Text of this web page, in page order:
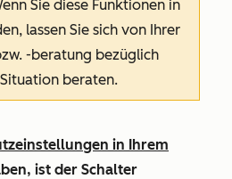
Sie diese Funktionen in
lassen Sie sich von Ihrer
-beratung bezüglich
beraten.
in Ihrem
ist der Schalter